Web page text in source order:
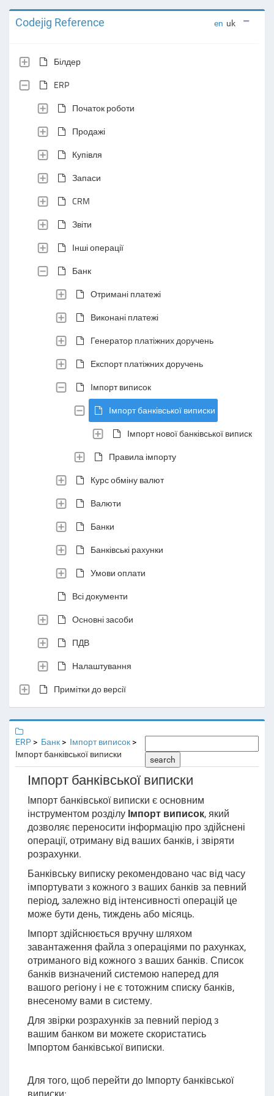
Codejig Reference en uk
Білдер
ERP
Початок роботи
Продажі
Купівля
Запаси
CRM
Звіти
Інші операції
Банк
Отримані платежі
Виконані платежі
Генератор платіжних доручень
Експорт платіжних доручень
Імпорт виписок
Імпорт банківської виписки
Імпорт нової банківської виписки
Правила імпорту
Курс обміну валют
Валюти
Банки
Банківські рахунки
Умови оплати
Всі документи
Основні засоби
ПДВ
Налаштування
Примітки до версії
ERP Банк
Імпорт виписок
Імпорт банківської виписки
search
Імпорт банківської виписки
Імпорт банківської виписки є основним
інструментом розділу Імпорт виписок, який
дозволяє переносити інформацію про здійснені
операції, отриману від ваших банків, і звіряти
розрахунки.
Банківську виписку рекомендовано час від часу
імпортувати з кожного з ваших банків за певний
період, залежно від інтенсивності операцій це
може бути день, тиждень або місяць.
Імпорт здійснюється вручну шляхом
завантаження файла з операціями по рахунках,
отриманого від кожного з ваших банків. Список
банків визначений системою наперед для
вашого регіону і не є тотожним списку банків,
внесеному вами в систему.
Для звірки розрахунків за певний період з
вашим банком ви можете скористатись
Імпортом банківської виписки.
Для того, щоб перейти до Імпорту банківської